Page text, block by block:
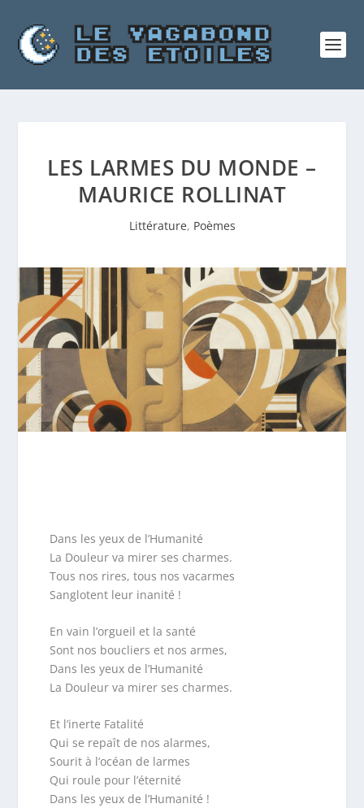
LES LARMES DU MONDE –
MAURICE ROLLINAT
Littérature, Poèmes
Dans les yeux de l’Humanité
La Douleur va mirer ses charmes.
Tous nos rires, tous nos vacarmes
Sanglotent leur inanité !
En vain l’orgueil et la santé
Sont nos boucliers et nos armes,
Dans les yeux de l’Humanité
La Douleur va mirer ses charmes.
Et l’inerte Fatalité
Qui se repaît de nos alarmes,
Sourit à l’océan de larmes
Qui roule pour l’éternité
Dans les yeux de l’Humanité !